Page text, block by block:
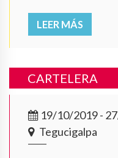
LEER MÁS
CARTELERA
19/10/2019 -
Tegucigalpa